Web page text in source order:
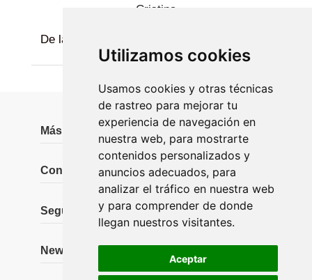
Utilizamos cookies
Usamos cookies y otras técnicas
de rastreo para mejorar tu
experiencia de navegación en
nuestra web, para mostrarte
contenidos personalizados y
anuncios adecuados, para
analizar el tráfico en nuestra web
y para comprender de donde
llegan nuestros visitantes.
Aceptar
Cristina
De las mejores velas que he comprado.
Más información
Contáctanos
Seguidores
Newsletter